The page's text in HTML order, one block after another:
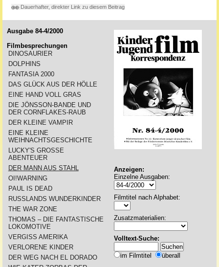
Dauerhafter, direkter Link zu diesem Beitrag
Ausgabe 84-4/2000
Filmbesprechungen
DINOSAURIER
DOLPHINS
FANTASIA 2000
DAS GLÜCK AUS DER HÖLLE
EINE HAND VOLL GRAS
DIE JÖNSSON-BANDE UND
DER CORNFLAKES-RAUB
DER KLEINE VAMPIR
EINE KLEINE
WEIHNACHTSGESCHICHTE
LUCKY'S GROSSE
ABENTEUER
DER MANN AUS STAHL
OI!WARNING
PAUL IS DEAD
RUSSLANDS WUNDERKINDER
THE WAR ZONE
THOMAS – DIE FANTASTISCHE
LOKOMOTIVE
VERGISS AMERIKA
VERLORENE KINDER
DER WEG NACH EL DORADO
Anzeigen:
Einzelne Ausgaben:
Filmtitel nach Alphabet:
Zusatzmaterialien:
Volltext-Suche:
im Filmtitel überall